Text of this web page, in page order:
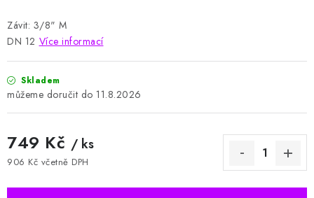
Závit: 3/8" M
DN 12 Více informací
Skladem
11.8.2026
749 Kč / ks
906 Kč včetně DPH